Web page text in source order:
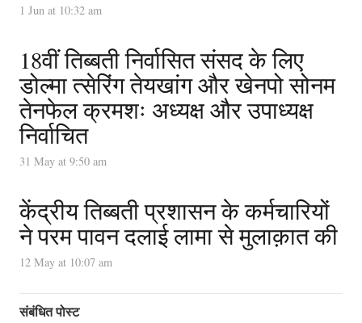
1 Jun at 10:32 am
18वीं तिब्बती निर्वासित संसद के लिए
डोल्मा त्सेरिंग तेयखांग और खेनपो सोनम
तेनफेल क्रमशः अध्यक्ष और उपाध्यक्ष
निर्वाचित
31 May at 9:50 am
केंद्रीय तिब्बती प्रशासन के कर्मचारियों
ने परम पावन दलाई लामा से मुलाक़ात की
12 May at 10:07 am
संबंधित पोस्ट